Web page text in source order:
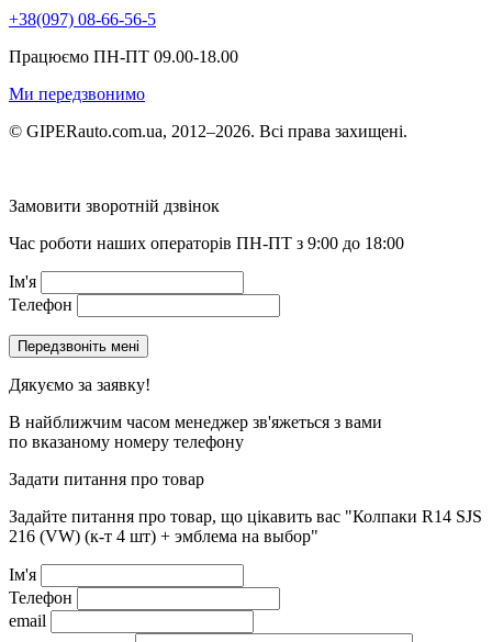
+38(097) 08-66-56-5
Працюємо ПН-ПТ 09.00-18.00
Ми передзвонимо
© GIPERauto.com.ua, 2012–2026. Всі права захищені.
Замовити зворотній дзвінок
Час роботи наших операторів ПН-ПТ з 9:00 до 18:00
Ім'я
Телефон
Дякуємо за заявку!
В найближчим часом менеджер зв'яжеться з вами
по вказаному номеру телефону
Задати питання про товар
Задайте питання про товар, що цікавить вас "Колпаки R14 SJS
216 (VW) (к-т 4 шт) + эмблема на выбор"
Ім'я
Телефон
email